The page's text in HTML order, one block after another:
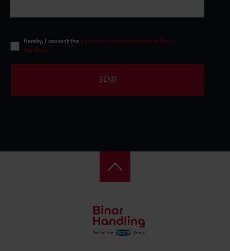
* Hereby, I consent the personal information policy of Binar
Handling